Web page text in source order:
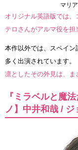
マリ
オリジナル英語版では
テロさんがアルマ役を担
本作以外では、スペイ
多く出演されています。
凛としたその外見は、ま
『ミラベルと魔
ノ】中井和哉 /